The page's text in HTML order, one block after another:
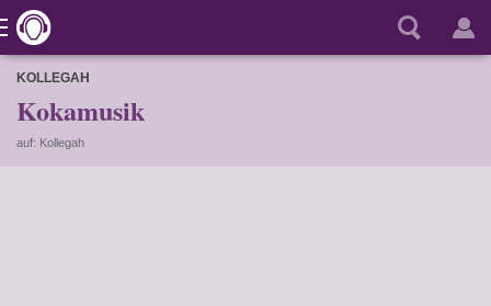
KOLLEGAH
Kokamusik
auf: Kollegah